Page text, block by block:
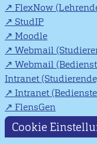
FlexNow
StudIP
Moodle
Webmail
Webmail
Intranet
Intranet
FlensGen
Cookie